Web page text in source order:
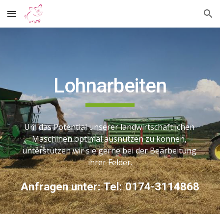
Skip to main content Skip to navigation
Lohnarbeiten
Um das Potential unserer landwirtschaftlichen
Maschinen optimal ausnutzen zu können,
unterstützen wir sie gerne bei der Bearbeitung
ihrer Felder.
Anfragen unter: Tel: 0174-3114868